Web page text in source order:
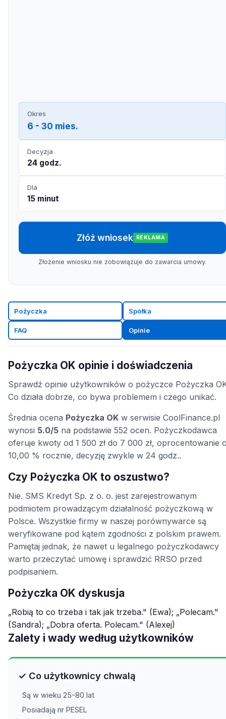
Okres
6 - 30 mies.
Decyzja
24 godz.
Dla
15 minut
Złóż wniosek REKLAMA
Złożenie wniosku nie zobowiązuje do zawarcia umowy.
Pożyczka Spółka
FAQ Opinie
Pożyczka OK opinie i doświadczenia
Sprawdź opinie użytkowników o pożyczce Pożyczka
Co działa dobrze, co bywa problemem i czego unikać.
Średnia ocena Pożyczka OK w serwisie CoolFinance.pl
wynosi 5.0/5 na podstawie 552 ocen. Pożyczkodawca
oferuje kwoty od 1 500 zł do 7 000 zł, oprocentowanie
10,00 % rocznie, decyzję zwykle w 24 godz..
Czy Pożyczka OK to oszustwo?
Nie. SMS Kredyt Sp. z o. o. jest zarejestrowanym
podmiotem prowadzącym działalność pożyczkową w
Polsce. Wszystkie firmy w naszej porównywarce są
weryfikowane pod kątem zgodności z polskim prawem.
Pamiętaj jednak, że nawet u legalnego pożyczkodawcy
warto przeczytać umowę i sprawdzić RRSO przed
podpisaniem.
Pożyczka OK dyskusja
„Robią to co trzeba i tak jak trzeba." (Ewa); „Polecam."
(Sandra); „Dobra oferta. Polecam." (Alexej)
Zalety i wady według użytkowników
✓ Co użytkownicy chwalą
Są w wieku 25-80 lat
Posiadają nr PESEL